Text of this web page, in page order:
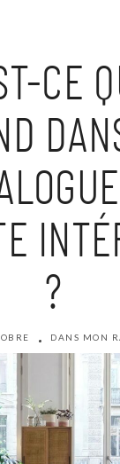
CE
?
DANS MON